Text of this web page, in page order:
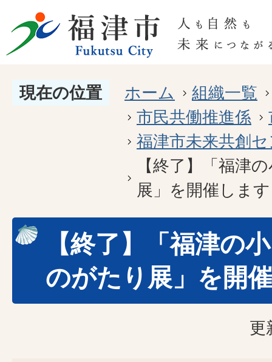
現在の位置 ホーム
組織一覧
市民共働推進係
福津市未来共創
【終了】「福津
展」を開催します
【終了】「福津の
のがたり展」を開
更